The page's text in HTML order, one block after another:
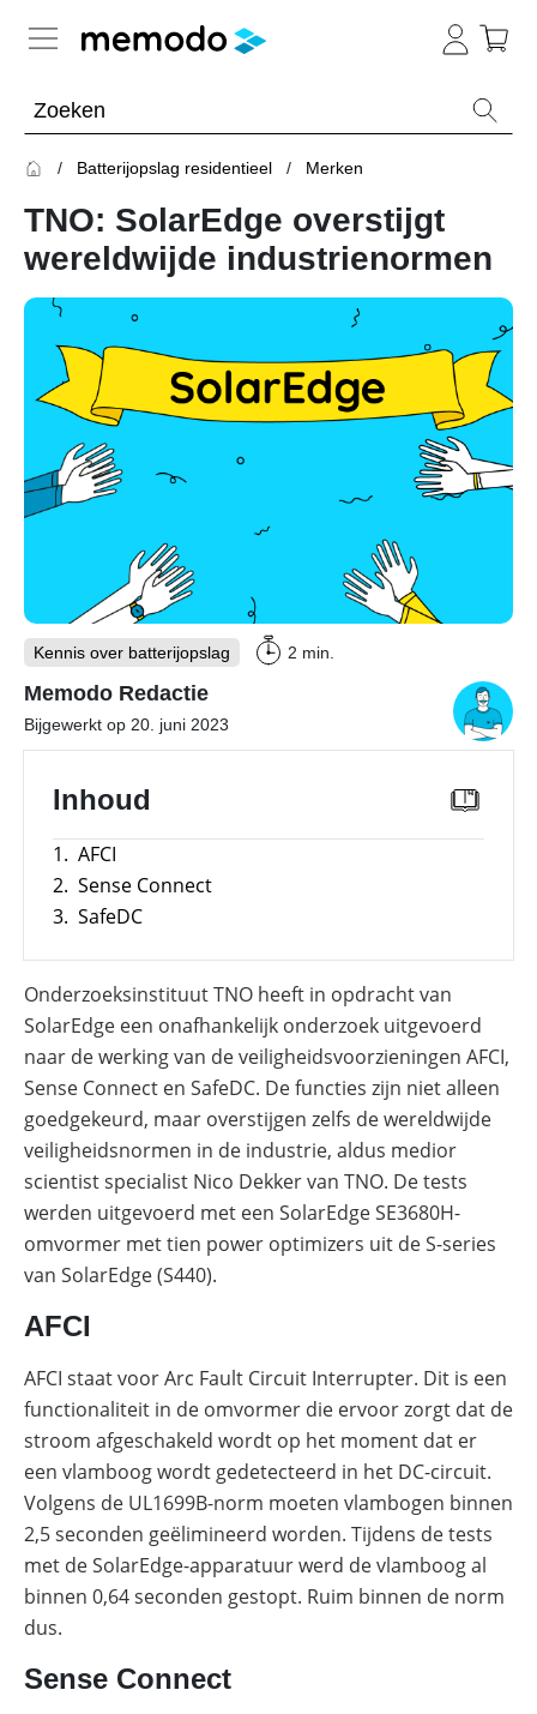
Batterijopslag residentieel
Overzicht
Thuisbatterijen
Omvormers
&
Optimizers
Merken
Batterijopslag commercieel
Is
een
commerciële
de
moeite
waard?
Overzicht
Meer
power
omvormer
Energiemanagementsystemen
voor
zo
optimaliseer
je
PV
opslag
PowerStack
ST225
–
opslagsysteem
SolarEdge
CSS-
OD
krachtige
commerciële
opslag
Noodstroomvoorziening
in
de
commerciële
sector
met
PV-installaties
Overzicht
Modules
E-mobility
Overzicht
Onderwerpen
Laadpalen
Subsidies
Merken
Tools
Memodo Academy
Online shop
Nederland
Batterijopslag residentieel Merken
TNO: SolarEdge overstijgt
wereldwijde industrienormen
Kennis over batterijopslag
Bijgewerkt op 20. juni 2023
2 min.
Memodo Redactie
Inhoud
1. AFCI
2. Sense Connect
3. SafeDC
Onderzoeksinstituut TNO heeft in opdracht van
SolarEdge een onafhankelijk onderzoek uitgevoerd
naar de werking van de veiligheidsvoorzieningen AFCI,
Sense Connect en SafeDC. De functies zijn niet alleen
goedgekeurd, maar overstijgen zelfs de wereldwijde
veiligheidsnormen in de industrie, aldus medior
scientist specialist Nico Dekker van TNO. De tests
werden uitgevoerd met een SolarEdge SE3680H-
omvormer met tien power optimizers uit de S-series
van SolarEdge (S440).
AFCI
AFCI staat voor Arc Fault Circuit Interrupter. Dit is een
functionaliteit in de omvormer die ervoor zorgt dat de
stroom afgeschakeld wordt op het moment dat er
een vlamboog wordt gedetecteerd in het DC-circuit.
Volgens de UL1699B-norm moeten vlambogen binnen
2,5 seconden geëlimineerd worden. Tijdens de tests
met de SolarEdge-apparatuur werd de vlamboog al
binnen 0,64 seconden gestopt. Ruim binnen de norm
dus.
Sense Connect